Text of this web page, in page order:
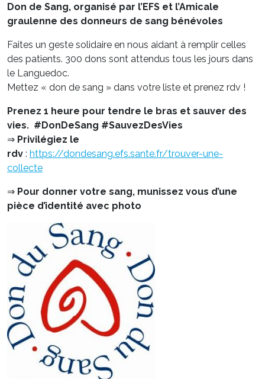
Don de Sang, organisé par l’EFS et l’Amicale
graulenne des donneurs de sang bénévoles
Faites un geste solidaire en nous aidant à remplir celles
des patients. 300 dons sont attendus tous les jours dans
le Languedoc.
Mettez « don de sang » dans votre liste et prenez rdv !
Prenez 1 heure pour tendre le bras et sauver des
vies. #DonDeSang #SauvezDesVies
⇒ Privilégiez le
rdv : https://dondesang.efs.sante.fr/trouver-une-
collecte
⇒ Pour donner votre sang, munissez vous d’une
pièce d’identité avec photo